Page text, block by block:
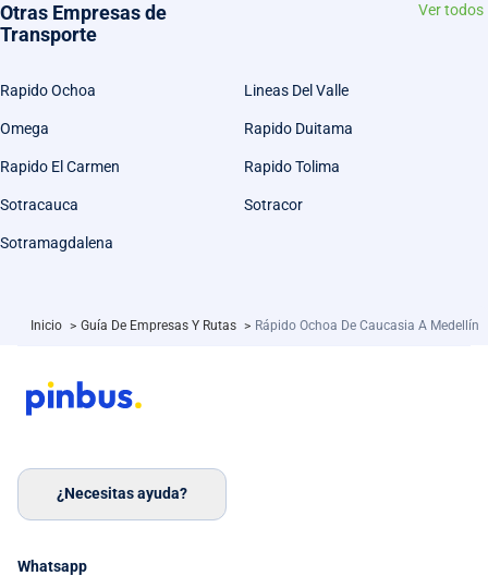
Otras Empresas de
Transporte
Ver todos
Rapido Ochoa Lineas Del Valle
Omega Rapido Duitama
Rapido El Carmen Rapido Tolima
Sotracauca Sotracor
Sotramagdalena
Inicio > Guía De Empresas Y Rutas > Rápido Ochoa De Caucasia A Medellín
¿Necesitas ayuda?
Whatsapp